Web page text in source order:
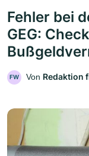
Fehler bei
GEG:
FW Von Redaktion